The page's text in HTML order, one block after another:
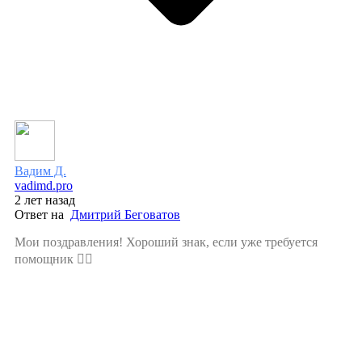
Вадим Д.
vadimd.pro
2 лет назад
Ответ на Дмитрий Беговатов
Мои поздравления! Хороший знак, если уже требуется
помощник 👍🏻